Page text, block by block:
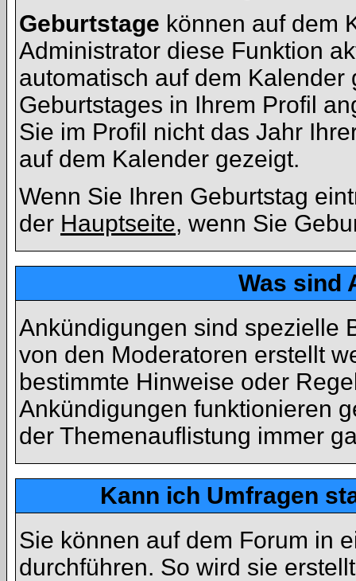
Geburtstage können auf dem
Administrator diese Funktion
automatisch auf dem
Geburtstages in Ihrem Profil
Sie im Profil nicht das Jahr
auf dem Kalender gezeigt.
Wenn Sie Ihren Geburtstag
der Hauptseite, wenn Sie
Was sind
Ankündigungen sind spezielle
von den Moderatoren erstellt
bestimmte Hinweise oder
Ankündigungen funktionieren
der Themenauflistung immer
Kann ich Umfragen
Sie können auf dem Forum in
durchführen. So wird sie